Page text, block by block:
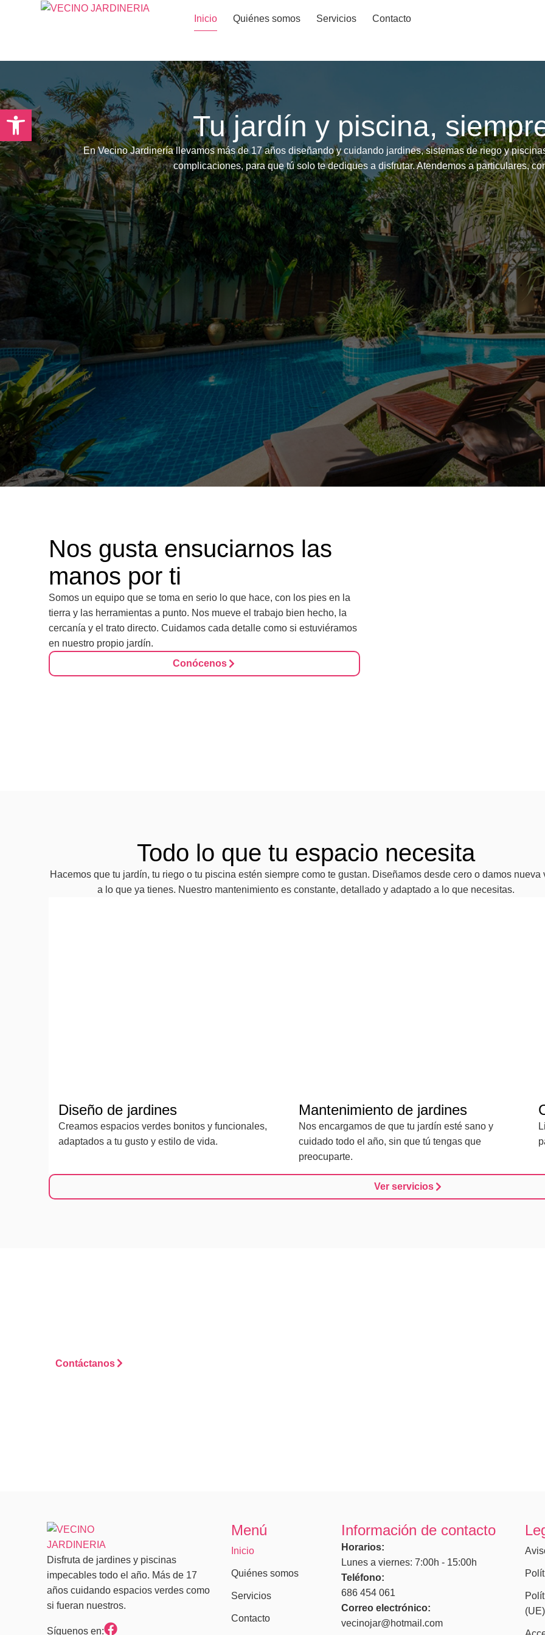
Abrir barra de herramientas
Inicio Quiénes somos Servicios Contacto
Tu jardín y piscina,
En Vecino Jardinería llevamos más de 17 años diseñando y cuidando jardines, sistemas de riego y
complicaciones, para que tú solo te dediques a disfrutar. Atendemos a particulares,
Nos gusta ensuciarnos las
manos por ti
Somos un equipo que se toma en serio lo que hace, con los pies en la
tierra y las herramientas a punto. Nos mueve el trabajo bien hecho, la
cercanía y el trato directo. Cuidamos cada detalle como si estuviéramos
en nuestro propio jardín.
Conócenos
Todo lo que tu espacio necesita
Hacemos que tu jardín, tu riego o tu piscina estén siempre como te gustan. Diseñamos desde cero o damos nueva
a lo que ya tienes. Nuestro mantenimiento es constante, detallado y adaptado a lo que necesitas.
Diseño de jardines
Creamos espacios verdes bonitos y funcionales,
adaptados a tu gusto y estilo de vida.
Mantenimiento de jardines
Nos encargamos de que tu jardín esté sano y
cuidado todo el año, sin que tú tengas que
preocuparte.
Ver servicios
Contáctanos
Disfruta de jardines y piscinas
impecables todo el año. Más de 17
años cuidando espacios verdes como
si fueran nuestros.
Síguenos en:
Menú
Inicio
Quiénes somos
Servicios
Contacto
Información de contacto
Horarios:
Lunes a viernes: 7:00h - 15:00h
Teléfono:
686 454 061
Correo electrónico:
vecinojar@hotmail.com
(UE)